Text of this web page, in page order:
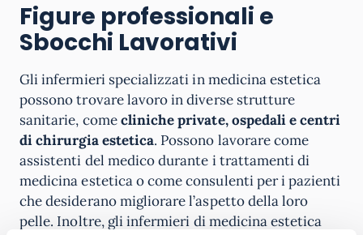
Figure professionali e
Sbocchi Lavorativi
Gli infermieri specializzati in medicina estetica
possono trovare lavoro in diverse strutture
sanitarie, comecliniche private, ospedali e centri
di chirurgia estetica. Possono lavorare come
assistenti del medico durante i trattamenti di
medicina estetica o come consulenti per i pazienti
che desiderano migliorare l’aspetto della loro
pelle. Inoltre, gli infermieri di medicina estetica